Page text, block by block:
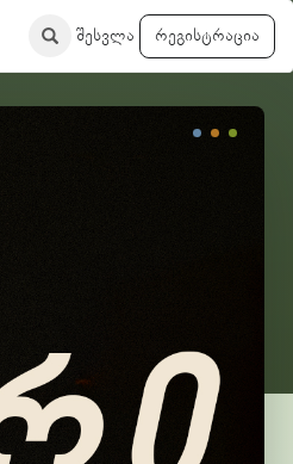
შესვლა რეგისტრაცია